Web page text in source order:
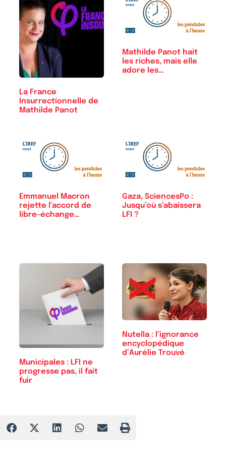
La France
Insurrectionnelle de
Mathilde Panot
Mathilde Panot hait
les riches, mais elle
adore les…
Emmanuel Macron
rejette l’accord de
libre-échange…
Gaza, SciencesPo :
Jusqu’où s’abaissera
LFI ?
Municipales : LFI ne
progresse pas, il fait
fuir
Nutella : l’ignorance
encyclopédique
d’Aurélie Trouvé